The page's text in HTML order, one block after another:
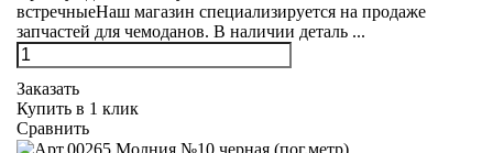
встречныеНаш магазин специализируется на продаже
запчастей для чемоданов. В наличии деталь ...
Заказать
Купить в 1 клик
Сравнить